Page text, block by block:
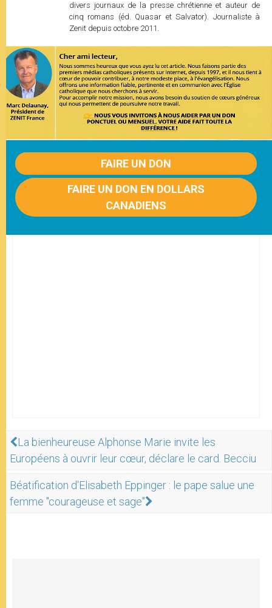
divers journaux de la presse chrétienne et auteur de
cinq romans (éd. Quasar et Salvator). Journaliste à
Zenit depuis octobre 2011.
FAIRE UN DON
FAIRE UN DON EN DOLLARS
CANADIENS
La bienheureuse Alphonse Marie invite les
Européens à ouvrir leur cœur, déclare le card. Becciu
Béatification d'Elisabeth Eppinger : le pape salue une
femme "courageuse et sage"